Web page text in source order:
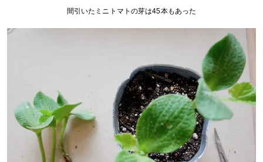
間引いたミニトマトの芽は45本もあった